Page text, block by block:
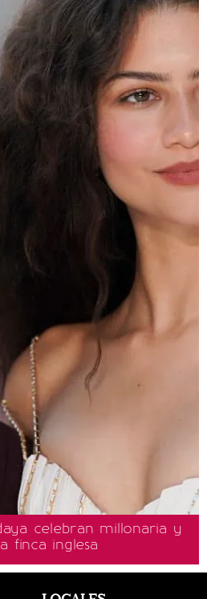
celebran millonaria y
finca inglesa